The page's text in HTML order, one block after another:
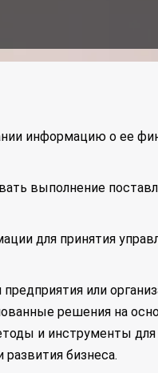
информацию о ее
выполнение
для принятия
или
решения на
и инструменты для
бизнеса.